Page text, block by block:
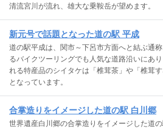
清流宮川が流れ、雄大な乗鞍岳が望めます。
新元号で話題となった道の駅 平成
道の駅平成は、関市～下呂市方面へと結ぶ通
るバイクツーリングでも人気な道路沿いにあ
れる特産品のシイタケは「椎茸茶」や「椎茸
となっています。
合掌造りをイメージした道の駅 白川郷
世界遺産白川郷の合掌造りをイメージした道